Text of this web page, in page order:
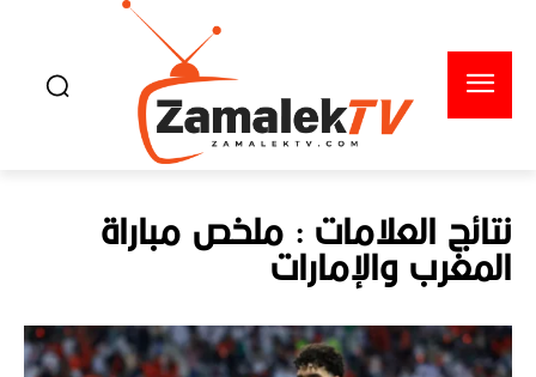
نتائج العلامات : ملخص مباراة
المغرب والإمارات